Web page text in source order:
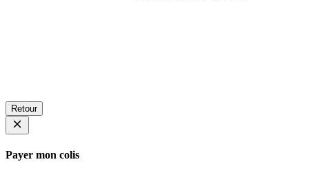
Retour
Payer mon colis